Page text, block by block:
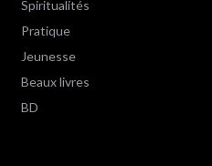
Spiritualités
Pratique
Jeunesse
Beaux livres
BD